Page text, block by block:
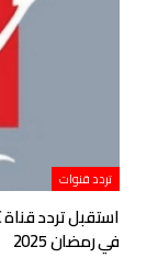
تردد قنوات
في رمضان 2025